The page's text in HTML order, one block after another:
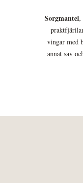
Sorgmantel,
vingar med
annat sav